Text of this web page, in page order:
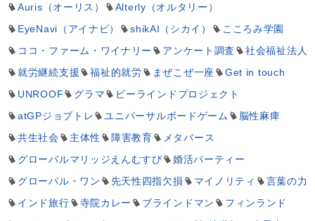
Auris（オーリス）
Alterly（オルタリー）
EyeNavi（アイナビ）
shikAI（シカイ）
こころみ学園
ココ・ファーム・ワイナリー
アンケート調査
社会福祉法人
就労継続支援
福祉的就労 まぜこぜ一座
Get in touch
UNROOF
グラマ
ビーラインドプロジェクト
atGPジョブトレ
ユニバーサルボードゲーム
脳性麻痺
共生社会
主体性 障害教育
メタバース
グローバルマリッジえんむすび
婚活パーティー
グローバル・ワン
先天性四指欠損 マイノリティ
言葉の力
インド旅行
寺院カレー ブラインドマン
フィンランド